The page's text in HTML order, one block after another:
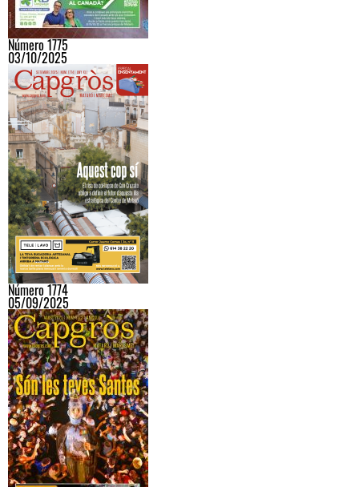
Número 1775
03/10/2025
Número 1774
05/09/2025